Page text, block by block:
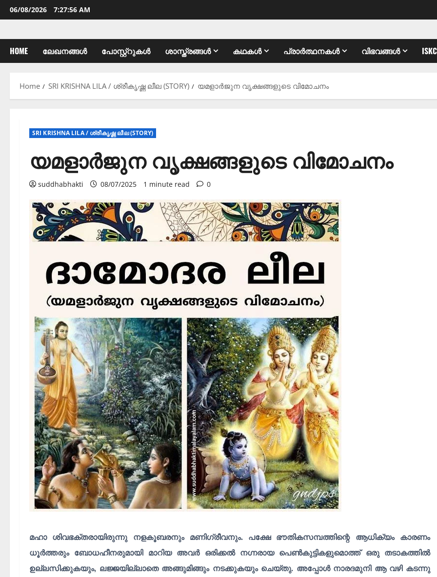
06/08/2026 7:27:57 AM
HOME ലേഖനങ്ങൾ പോസ്റ്റ്റുകൾ ശാസ്ത്രങ്ങൾ കഥകൾ പ്രാർത്ഥനകൾ വിഭവങ്ങൾ
Home SRI KRISHNA LILA / ശ്രീകൃഷ്ണ ലീല (STORY) യമളാർജുന വൃക്ഷങ്ങളുടെ വിമോചനം
SRI KRISHNA LILA / ശ്രീകൃഷ്ണ ലീല (STORY)
യമളാർജുന വൃക്ഷങ്ങളുടെ വിമോചനം
suddhabhakti 08/07/2025 1 minute read 0
മഹാ ശിവഭക്തരായിരുന്നു നളകൂബരനും മണിഗ്രീവനും. പക്ഷേ ഭൗതികസമ്പത്തിന്റെ ആധിക്യം കാരണം
ധൂർത്തരും ബോധഹീനരുമായി മാറിയ അവർ ഒരിക്കൽ നഗ്നരായ പെൺകുട്ടികളുമൊത്ത് ഒരു തടാകത്തിൽ
ഉല്ലസിക്കുകയും, ലജ്ജയില്ലാതെ അങ്ങുമിങ്ങും നടക്കുകയും ചെയ്തു. അപ്പോൾ നാരദമുനി ആ വഴി കടന്നു